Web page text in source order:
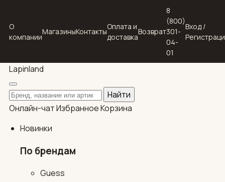
О
компании
МагазиныКонтакты
Оплата и
доставка
Возврат
8
(800)
301-
04-
01
Вход /
Lapinland
Поиск по каталогу
Найти
Онлайн-чатИзбранноеКорзина
Новинки
По брендам
Guess